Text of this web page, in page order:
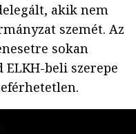
akik nem
szemét. Az
sokan
beli szerepe